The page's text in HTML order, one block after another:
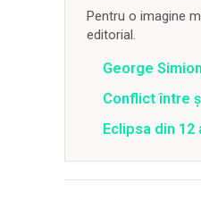
Pentru o imagine
editorial.
George
Conflict între
Eclipsa din